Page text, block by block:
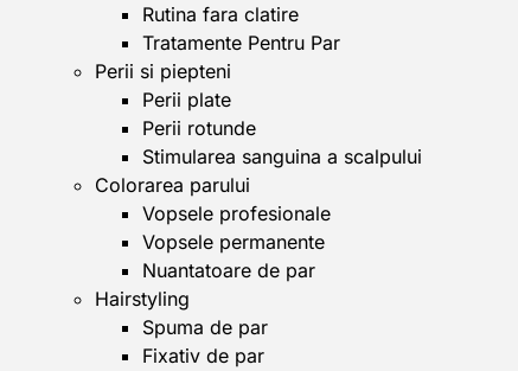
Rutina fara clatire
Tratamente Pentru Par
Perii si piepteni
Perii plate
Perii rotunde
Stimularea sanguina a scalpului
Colorarea parului
Vopsele profesionale
Vopsele permanente
Nuantatoare de par
Hairstyling
Spuma de par
Fixativ de par